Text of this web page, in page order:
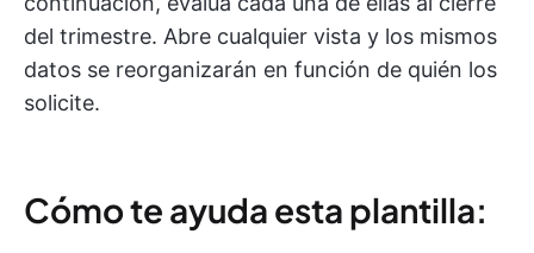
del trimestre. Abre cualquier vista y los mismos
datos se reorganizarán en función de quién los
solicite.
Cómo te ayuda esta plantilla: